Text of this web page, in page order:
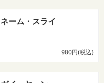
ネーム・スライ
980円(税込)